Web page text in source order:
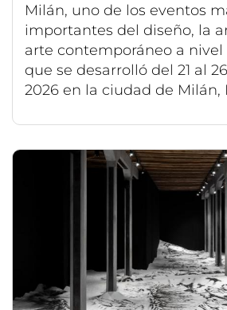
Milán, uno de los eventos
importantes del diseño, la
arte contemporáneo a
que se desarrolló del 21 al
2026 en la ciudad de Milán,